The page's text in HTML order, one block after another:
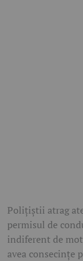
Polițiștii atrag
permisul de
indiferent de
avea consecințe